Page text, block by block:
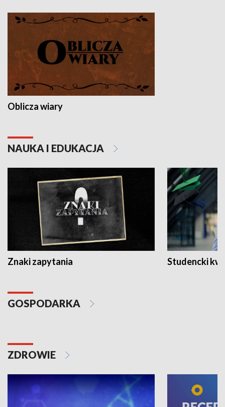
Oblicza wiary
NAUKA I EDUKACJA
Znaki zapytania Studencki
GOSPODARKA
ZDROWIE